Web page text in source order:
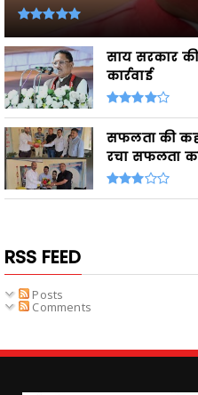
साय सरकार
कार्रवाई
सफलता की
रचा सफलता
RSS FEED
Posts
Comments